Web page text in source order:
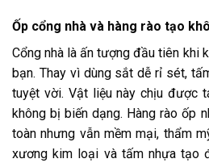
Ốp cổng nhà và hàng rào tạo
Cổng nhà là ấn tượng đầu tiên khi
bạn. Thay vì dùng sắt dễ rỉ sét,
tuyệt vời. Vật liệu này chịu được
không bị biến dạng. Hàng rào ốp
toàn nhưng vẫn mềm mại, thẩm
xương kim loại và tấm nhựa tạo